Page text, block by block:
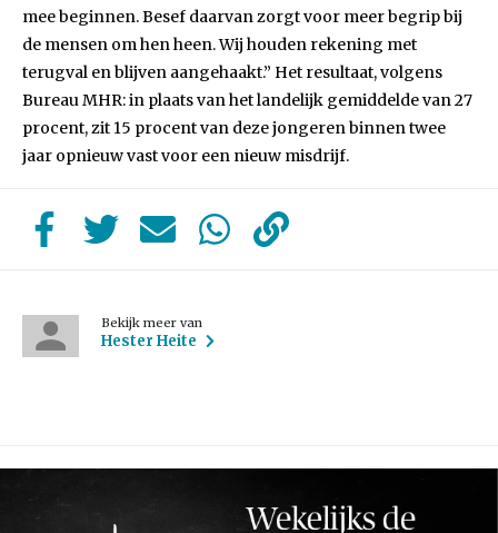
mee beginnen. Besef daarvan zorgt voor meer begrip bij
de mensen om hen heen. Wij houden rekening met
terugval en blijven aangehaakt.” Het resultaat, volgens
Bureau MHR: in plaats van het landelijk gemiddelde van 27
procent, zit 15 procent van deze jongeren binnen twee
jaar opnieuw vast voor een nieuw misdrijf.
Bekijk meer van
Hester Heite